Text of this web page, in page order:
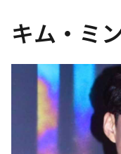
キム・ミ